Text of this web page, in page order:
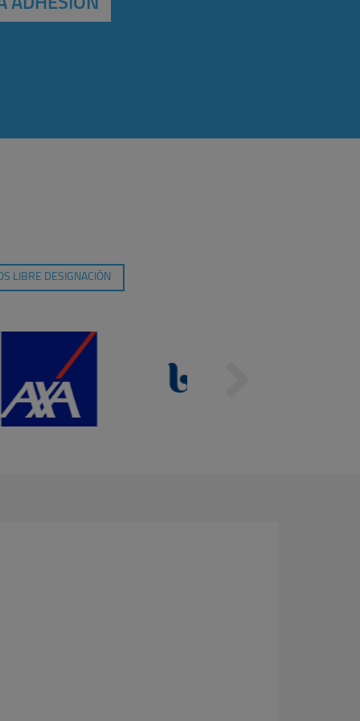
ADHESIÓN
LIBRE DESIGNACIÓN